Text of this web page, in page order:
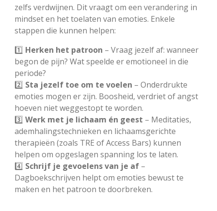
zelfs verdwijnen. Dit vraagt om een verandering in
mindset en het toelaten van emoties. Enkele
stappen die kunnen helpen:
1️⃣ Herken het patroon – Vraag jezelf af: wanneer
begon de pijn? Wat speelde er emotioneel in die
periode?
2️⃣ Sta jezelf toe om te voelen – Onderdrukte
emoties mogen er zijn. Boosheid, verdriet of angst
hoeven niet weggestopt te worden.
3️⃣ Werk met je lichaam én geest – Meditaties,
ademhalingstechnieken en lichaamsgerichte
therapieën (zoals TRE of Access Bars) kunnen
helpen om opgeslagen spanning los te laten.
4️⃣ Schrijf je gevoelens van je af –
Dagboekschrijven helpt om emoties bewust te
maken en het patroon te doorbreken.